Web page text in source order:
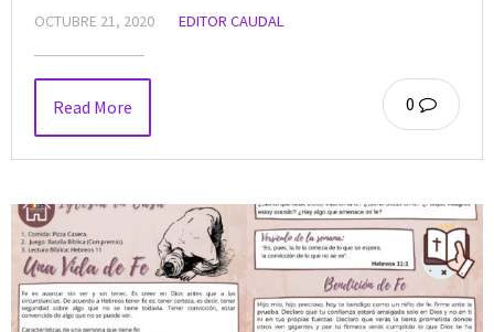
OCTUBRE 21, 2020 EDITOR CAUDAL
0
Read More